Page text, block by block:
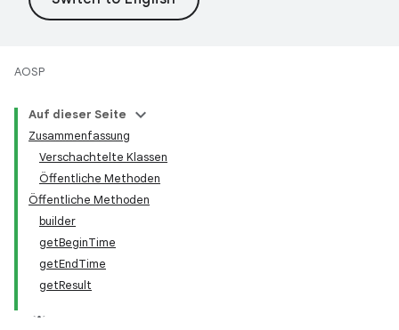
AOSP
Auf dieser Seite
Zusammenfassung
Verschachtelte Klassen
Öffentliche Methoden
Öffentliche Methoden
builder
getBeginTime
getEndTime
getResult